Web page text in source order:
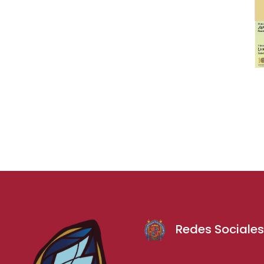
Redes Sociales